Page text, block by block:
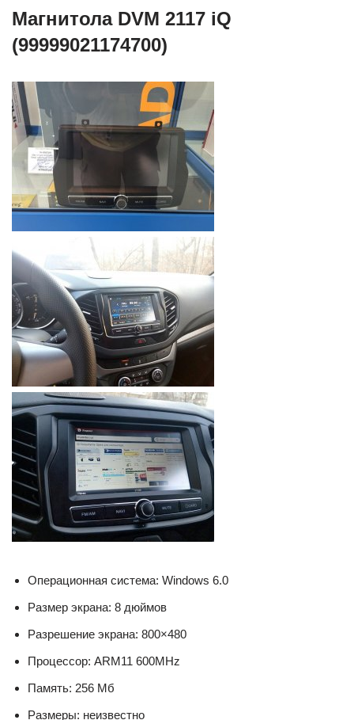
Магнитола DVM 2117 iQ
(99999021174700)
Операционная система: Windows 6.0
Размер экрана: 8 дюймов
Разрешение экрана: 800×480
Процессор: ARM11 600MHz
Память: 256 Мб
Размеры: неизвестно